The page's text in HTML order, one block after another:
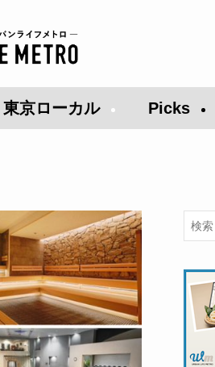
東京ローカル Picks